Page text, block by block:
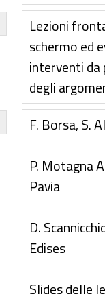
Lezioni
schermo ed
interventi da
degli
F. Borsa, S.
P. Motagna
Pavia
D.
Edises
Slides delle